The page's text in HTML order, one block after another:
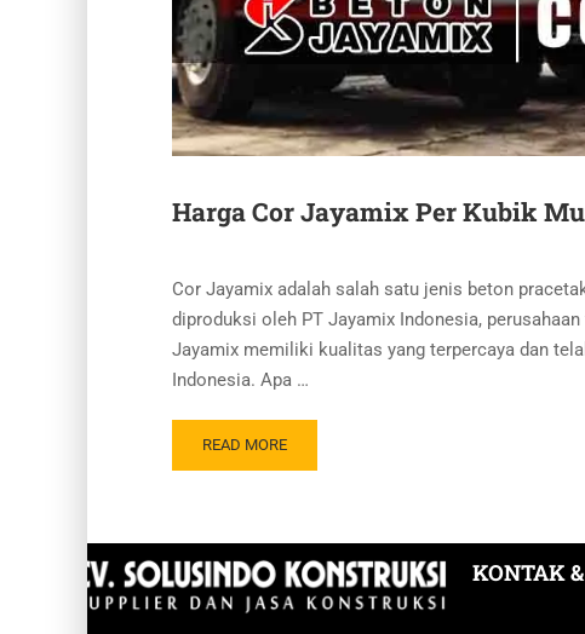
Harga Cor Jayamix Per Kubik
Cor Jayamix adalah salah satu jenis beton
diproduksi oleh PT Jayamix Indonesia,
Jayamix memiliki kualitas yang terpercaya dan
Indonesia. Apa …
READ MORE
KONTAK